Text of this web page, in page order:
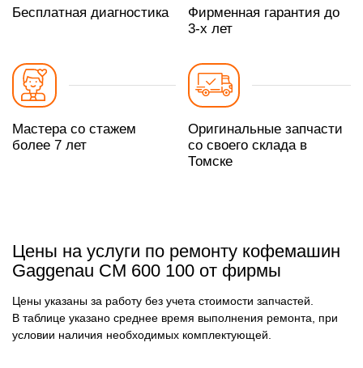
Бесплатная диагностика
Фирменная гарантия до
3-х лет
Мастера со стажем
более 7 лет
Оригинальные запчасти
со своего склада в
Томске
Цены на услуги по ремонту кофемашин
Gaggenau CM 600 100 от фирмы
Цены указаны за работу без учета стоимости запчастей.
В таблице указано среднее время выполнения ремонта, при
условии наличия необходимых комплектующей.